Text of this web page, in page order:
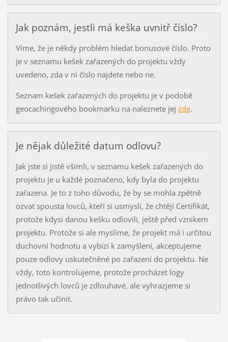
Jak poznám, jestli má keška uvnitř číslo?
Víme, že je někdy problém hledat bonusové číslo. Proto
je v seznamu kešek zařazených do projektu vždy
uvedeno, zda v ní číslo najdete nebo ne.
Seznam kešek zařazených do projektu je v podobě
geocachingového bookmarku na naleznete jej zde.
Je nějak důležité datum odlovu?
Jak jste si jistě všimli, v seznamu kešek zařazených do
projektu je u každé poznačeno, kdy byla do projektu
zařazena. Je to z toho důvodu, že by se mohla zpětně
ozvat spousta lovců, kteří si usmyslí, že chtějí Certifikát,
protože kdysi danou kešku odlovili, ještě před vznikem
projektu. Protože si ale myslíme, že projekt má i určitou
duchovní hodnotu a vybízí k zamyšlení, akceptujeme
pouze odlovy uskutečněné po zařazení do projektu. Ne
vždy, toto kontrolujeme, protože procházet logy
jednotlivých lovců je zdlouhavé, ale vyhrazjeme si
právo tak učinit.